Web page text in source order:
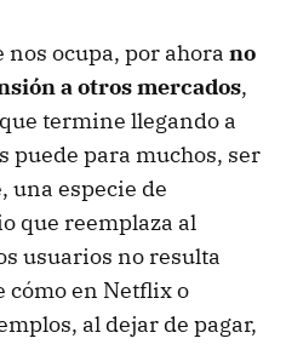
nos ocupa, por ahora no
a otros mercados,
termine llegando a
puede para muchos, ser
una especie de
que reemplaza al
usuarios no resulta
cómo en Netflix o
al dejar de pagar,